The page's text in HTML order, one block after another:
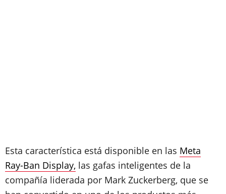
Esta característica está disponible en las Meta
Ray-Ban Display, las gafas inteligentes de la
compañía liderada por Mark Zuckerberg, que se